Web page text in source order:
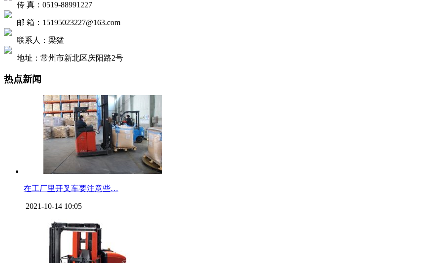
传 真：0519-88991227
邮 箱：15195023227@163.com
联系人：梁猛
地址：常州市新北区庆阳路2号
热点新闻
在工厂里开叉车要注意些…
2021-10-14 10:05